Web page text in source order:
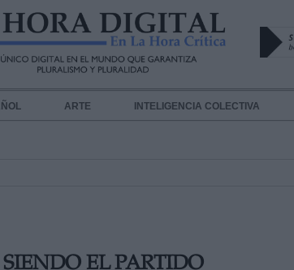
ARTE INTELIGENCIA COLECTIVA
EL PARTIDO